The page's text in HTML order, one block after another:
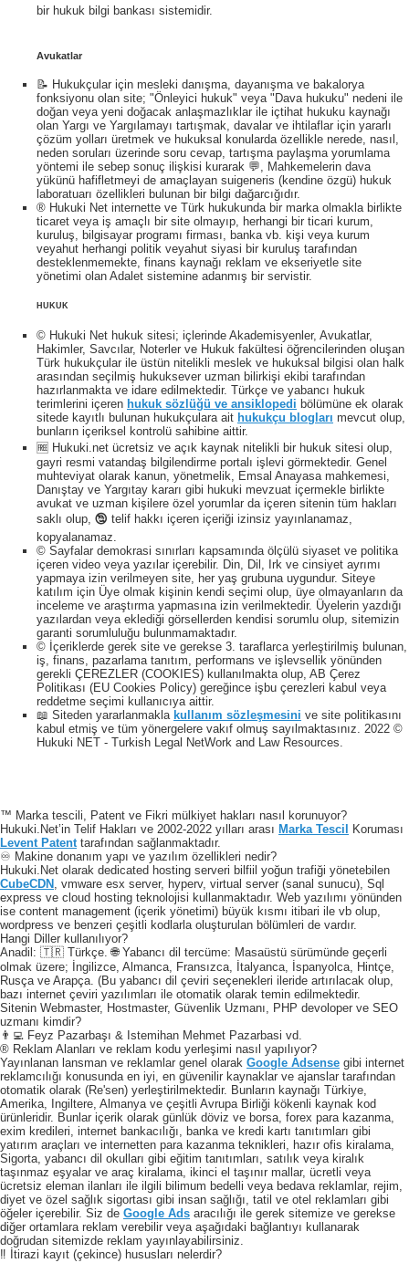
bir hukuk bilgi bankası sistemidir.
Avukatlar
📝 Hukukçular için mesleki danışma, dayanışma ve bakalorya
fonksiyonu olan site; "Önleyici hukuk" veya "Dava hukuku" nedeni ile
doğan veya yeni doğacak anlaşmazlıklar ile içtihat hukuku kaynağı
olan Yargı ve Yargılamayı tartışmak, davalar ve ihtilaflar için yararlı
çözüm yolları üretmek ve hukuksal konularda özellikle nerede, nasıl,
neden soruları üzerinde soru cevap, tartışma paylaşma yorumlama
yöntemi ile sebep sonuç ilişkisi kurarak 💬, Mahkemelerin dava
yükünü hafifletmeyi de amaçlayan suigeneris (kendine özgü) hukuk
laboratuarı özellikleri bulunan bir bilgi dağarcığıdır.
® Hukuki Net internette ve Türk hukukunda bir marka olmakla birlikte
ticaret veya iş amaçlı bir site olmayıp, herhangi bir ticari kurum,
kuruluş, bilgisayar programı firması, banka vb. kişi veya kurum
veyahut herhangi politik veyahut siyasi bir kuruluş tarafından
desteklenmemekte, finans kaynağı reklam ve ekseriyetle site
yönetimi olan Adalet sistemine adanmış bir servistir.
HUKUK
© Hukuki Net hukuk sitesi; içlerinde Akademisyenler, Avukatlar,
Hakimler, Savcılar, Noterler ve Hukuk fakültesi öğrencilerinden oluşan
Türk hukukçular ile üstün nitelikli meslek ve hukuksal bilgisi olan halk
arasından seçilmiş hukuksever uzman bilirkişi ekibi tarafından
hazırlanmakta ve idare edilmektedir. Türkçe ve yabancı hukuk
terimlerini içeren hukuk sözlüğü ve ansiklopedi bölümüne ek olarak
sitede kayıtlı bulunan hukukçulara ait hukukçu blogları mevcut olup,
bunların içeriksel kontrolü sahibine aittir.
🆓 Hukuki.net ücretsiz ve açık kaynak nitelikli bir hukuk sitesi olup,
gayri resmi vatandaş bilgilendirme portalı işlevi görmektedir. Genel
muhteviyat olarak kanun, yönetmelik, Emsal Anayasa mahkemesi,
Danıştay ve Yargıtay kararı gibi hukuki mevzuat içermekle birlikte
avukat ve uzman kişilere özel yorumlar da içeren sitenin tüm hakları
saklı olup, 🕲 telif hakkı içeren içeriği izinsiz yayınlanamaz,
kopyalanamaz.
© Sayfalar demokrasi sınırları kapsamında ölçülü siyaset ve politika
içeren video veya yazılar içerebilir. Din, Dil, Irk ve cinsiyet ayrımı
yapmaya izin verilmeyen site, her yaş grubuna uygundur. Siteye
katılım için Üye olmak kişinin kendi seçimi olup, üye olmayanların da
inceleme ve araştırma yapmasına izin verilmektedir. Üyelerin yazdığı
yazılardan veya eklediği görsellerden kendisi sorumlu olup, sitemizin
garanti sorumluluğu bulunmamaktadır.
© İçeriklerde gerek site ve gerekse 3. taraflarca yerleştirilmiş bulunan,
iş, finans, pazarlama tanıtım, performans ve işlevsellik yönünden
gerekli ÇEREZLER (COOKIES) kullanılmakta olup, AB Çerez
Politikası (EU Cookies Policy) gereğince işbu çerezleri kabul veya
reddetme seçimi kullanıcıya aittir.
📖 Siteden yararlanmakla kullanım sözleşmesini ve site politikasını
kabul etmiş ve tüm yönergelere vakıf olmuş sayılmaktasınız. 2022 ©
Hukuki NET - Turkish Legal NetWork and Law Resources.
™ Marka tescili, Patent ve Fikri mülkiyet hakları nasıl korunuyor?
Hukuki.Net’in Telif Hakları ve 2002-2022 yılları arası Marka Tescil
Koruması
Levent Patenttarafından sağlanmaktadır.
♾️ Makine donanım yapı ve yazılım özellikleri nedir?
Hukuki.Net olarak dedicated hosting serveri bilfiil yoğun trafiği yönetebilen
CubeCDN , vmware esx server, hyperv, virtual server (sanal sunucu), Sql
express ve cloud hosting teknolojisi kullanmaktadır. Web yazılımı yönünden
ise content management (içerik yönetimi) büyük kısmı itibari ile vb olup,
wordpress ve benzeri çeşitli kodlarla oluşturulan bölümleri de vardır.
Hangi Diller kullanılıyor?
Anadil: 🇹🇷 Türkçe. 🌐 Yabancı dil tercüme: Masaüstü sürümünde geçerli
olmak üzere; İngilizce, Almanca, Fransızca, İtalyanca, İspanyolca, Hintçe,
Rusça ve Arapça. (Bu yabancı dil çeviri seçenekleri ileride artırılacak olup,
bazı internet çeviri yazılımları ile otomatik olarak temin edilmektedir.
Sitenin Webmaster, Hostmaster, Güvenlik Uzmanı, PHP devoloper ve SEO
uzmanı kimdir?
👨‍💻 Feyz Pazarbaşı & Istemihan Mehmet Pazarbasi vd.
® Reklam Alanları ve reklam kodu yerleşimi nasıl yapılıyor?
Yayınlanan lansman ve reklamlar genel olarak Google Adsense gibi internet
reklamcılığı konusunda en iyi, en güvenilir kaynaklar ve ajanslar tarafından
otomatik olarak (Re'sen) yerleştirilmektedir. Bunların kaynağı Türkiye,
Amerika, Ingiltere, Almanya ve çeşitli Avrupa Birliği kökenli kaynak kod
ürünleridir. Bunlar içerik olarak günlük döviz ve borsa, forex para kazanma,
exim kredileri, internet bankacılığı, banka ve kredi kartı tanıtımları gibi
yatırım araçları ve internetten para kazanma teknikleri, hazır ofis kiralama,
Sigorta, yabancı dil okulları gibi eğitim tanıtımları, satılık veya kiralık
taşınmaz eşyalar ve araç kiralama, ikinci el taşınır mallar, ücretli veya
ücretsiz eleman ilanları ile ilgili bilimum bedelli veya bedava reklamlar, rejim,
diyet ve özel sağlık sigortası gibi insan sağlığı, tatil ve otel reklamları gibi
öğeler içerebilir. Siz de Google Ads aracılığı ile gerek sitemize ve gerekse
diğer ortamlara reklam verebilir veya aşağıdaki bağlantıyı kullanarak
doğrudan sitemizde reklam yayınlayabilirsiniz.
‼️ İtirazi kayıt (çekince) hususları nelerdir?